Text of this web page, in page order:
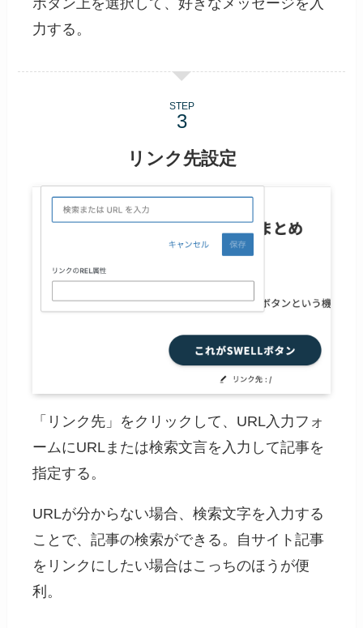
ボタン上を選択して、好きなメッセージを入
力する。
STEP
リンク先設定
「リンク先」をクリックして、URL入力フォ
ームにURLまたは検索文言を入力して記事を
指定する。
URLが分からない場合、検索文字を入力する
ことで、記事の検索ができる。自サイト記事
をリンクにしたい場合はこっちのほうが便
利。